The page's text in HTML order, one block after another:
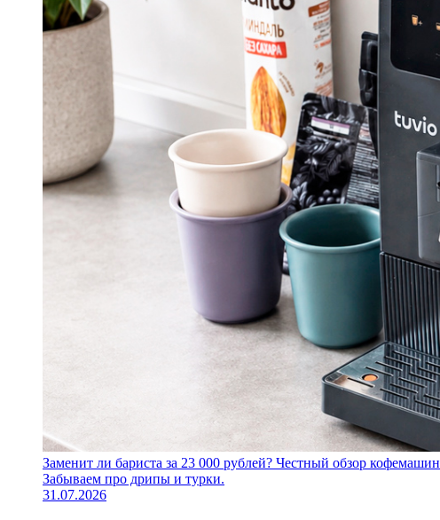
Заменит ли бариста за 23 000 рублей? Честный обзор
Забываем про дрипы и турки.
31.07.2026